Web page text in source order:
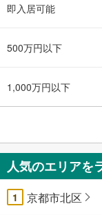
即入居可能
500万円以下
1,000万円以下
人気のエリアを
1 京都市北区